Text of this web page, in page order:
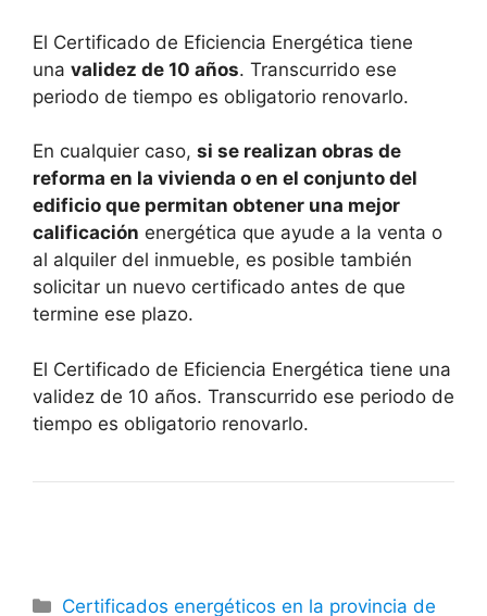
El Certificado de Eficiencia Energética tiene
una validez de 10 años. Transcurrido ese
periodo de tiempo es obligatorio renovarlo.
En cualquier caso, si se realizan obras de
reforma en la vivienda o en el conjunto del
edificio que permitan obtener una mejor
calificación energética que ayude a la venta o
al alquiler del inmueble, es posible también
solicitar un nuevo certificado antes de que
termine ese plazo.
El Certificado de Eficiencia Energética tiene una
validez de 10 años. Transcurrido ese periodo de
tiempo es obligatorio renovarlo.
Categorías
Certificados energéticos en la provincia de